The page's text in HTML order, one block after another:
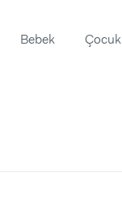
Bebek Çocuk